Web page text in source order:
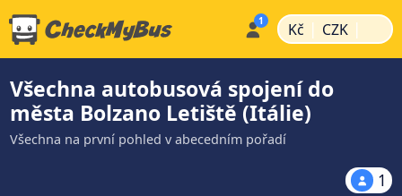
Kč | CZK |
Všechna autobusová spojení do
města Bolzano Letiště (Itálie)
Všechna na první pohled v abecedním pořadí
1